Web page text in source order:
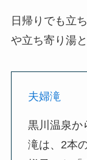
日帰りでも立
や立ち寄り湯
夫婦滝
黒川温泉か
滝は、2本